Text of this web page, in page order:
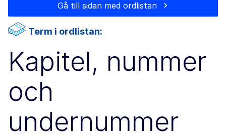
Gå till sidan med ordlistan
Term i ordlistan:
Kapitel, nummer
och
undernummer